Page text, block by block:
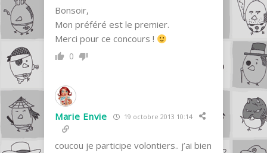
Bonsoir,
Mon préféré est le premier.
Merci pour ce concours !
0
Marie Envie 19 octobre 2013 10:14
coucou je participe volontiers.. j’ai bien